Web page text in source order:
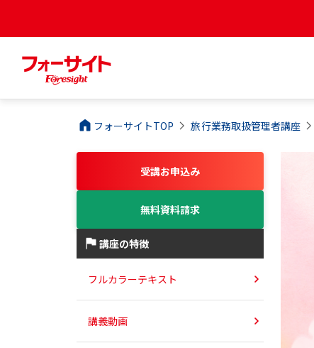
フォーサイトTOP 旅行業務取扱管理者講座
受講お申込み
無料資料請求
講座の特徴
フルカラーテキスト
講義動画